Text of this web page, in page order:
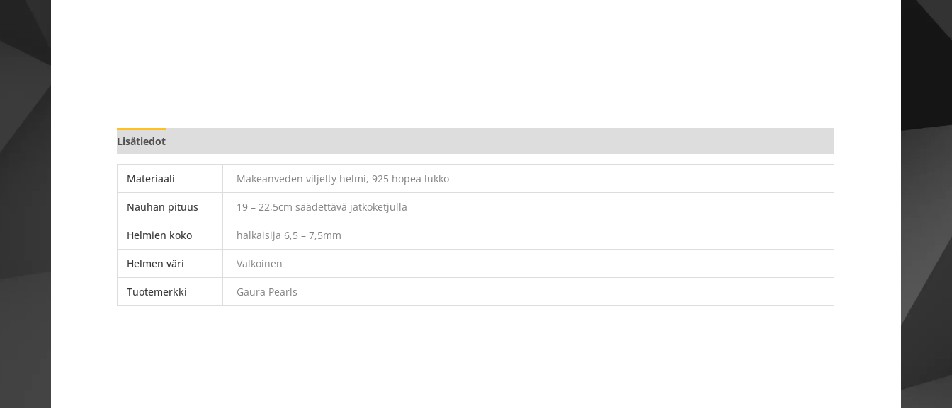
Lisätiedot
Materiaali Makeanveden viljelty helmi, 925 hopea lukko
Nauhan pituus 19 – 22,5cm säädettävä jatkoketjulla
Helmien koko halkaisija 6,5 – 7,5mm
Helmen väri Valkoinen
Tuotemerkki Gaura Pearls